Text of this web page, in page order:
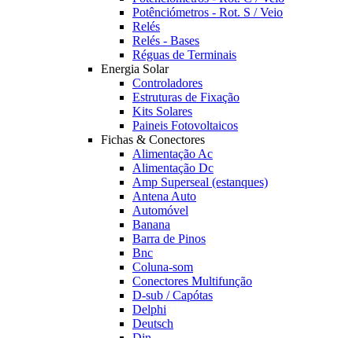
Potênciómetros - Rot. S / Veio
Relés
Relés - Bases
Réguas de Terminais
Energia Solar
Controladores
Estruturas de Fixação
Kits Solares
Paineis Fotovoltaicos
Fichas & Conectores
Alimentação Ac
Alimentação Dc
Amp Superseal (estanques)
Antena Auto
Automóvel
Banana
Barra de Pinos
Bnc
Coluna-som
Conectores Multifunção
D-sub / Capótas
Delphi
Deutsch